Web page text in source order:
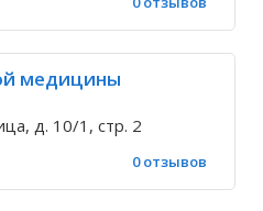
медицины
д. 10/1, стр. 2
0 отзывов